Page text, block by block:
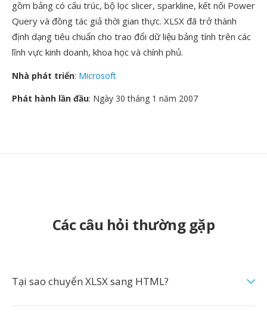
gồm bảng có cấu trúc, bộ lọc slicer, sparkline, kết nối Power
Query và đồng tác giả thời gian thực. XLSX đã trở thành
định dạng tiêu chuẩn cho trao đổi dữ liệu bảng tính trên các
lĩnh vực kinh doanh, khoa học và chính phủ.
Nhà phát triển: Microsoft
Phát hành lần đầu: Ngày 30 tháng 1 năm 2007
Các câu hỏi thường gặp
Tại sao chuyển XLSX sang HTML?